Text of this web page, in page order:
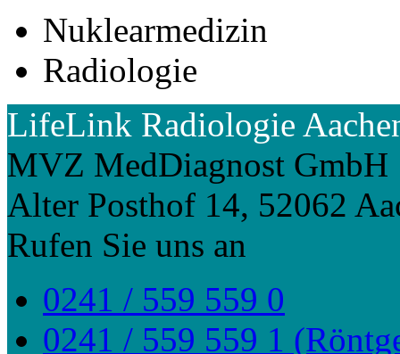
Nuklearmedizin
Radiologie
LifeLink Radiologie
MVZ MedDiagnost GmbH
Alter Posthof 14, 52062
Rufen Sie uns an
0241 / 559 559 0
0241 / 559 559 1